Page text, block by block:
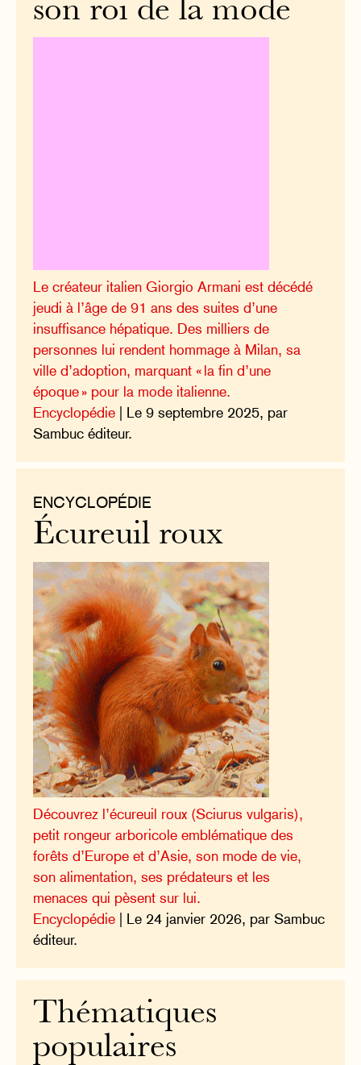
son roi de la mode
Le créateur italien Giorgio Armani est décédé
jeudi à l’âge de 91 ans des suites d’une
insuffisance hépatique. Des milliers de
personnes lui rendent hommage à Milan, sa
ville d’adoption, marquant « la fin d’une
époque » pour la mode italienne.
Encyclopédie | Le 9 septembre 2025, par
Sambuc éditeur.
ENCYCLOPÉDIE
Écureuil roux
Découvrez l’écureuil roux (Sciurus vulgaris),
petit rongeur arboricole emblématique des
forêts d’Europe et d’Asie, son mode de vie,
son alimentation, ses prédateurs et les
menaces qui pèsent sur lui.
Encyclopédie | Le 24 janvier 2026, par Sambuc
éditeur.
Thématiques
populaires